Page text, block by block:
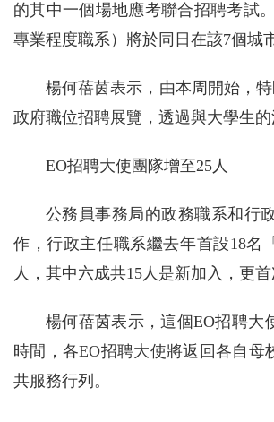
的其中一個場地應考聯合招聘考試
專業程度職系）將於同日在該7個城
楊何蓓茵表示，由本周開始，
政府職位招聘展覽，透過與大學生
EO招聘大使團隊增至25人
公務員事務局的政務職系和行
作，行政主任職系繼去年首設18名
人，其中六成共15人是新加入，更
楊何蓓茵表示，這個EO招聘大
時間，各EO招聘大使將返回各自
共服務行列。